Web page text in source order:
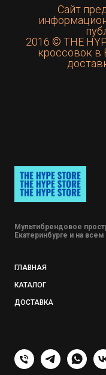
Сайт
2016 © THE
кроссовок в
Мультибрендовое
Екатеринбурге и на всем
ГЛАВНАЯ
КАТАЛОГ
ДОСТАВКА